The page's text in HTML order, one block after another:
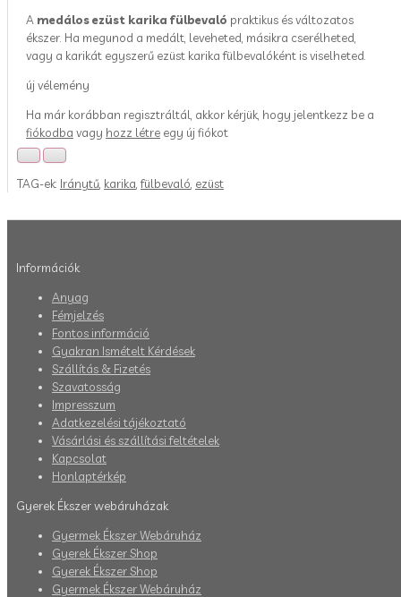
A medálos ezüst karika fülbevaló praktikus és változatos
ékszer. Ha megunod a medált, leveheted, másikra cserélheted,
vagy a karikát egyszerű ezüst karika fülbevalóként is viselheted.
új vélemény
Ha már korábban regisztráltál, akkor kérjük, hogy jelentkezz be a
fiókodba vagy hozz létre egy új fiókot
TAG-ek: Iránytű karika ,fülbevaló ezüst
Információk
Anyag
Fémjelzés
Fontos információ
Gyakran Ismételt Kérdések
Szállítás & Fizetés
Szavatosság
Impresszum
Adatkezelési tájékoztató
Vásárlási és szállítási feltételek
Kapcsolat
Honlaptérkép
Gyerek Ékszer webáruházak
Gyermek Ékszer Webáruház
Gyerek Ékszer Shop
Gyerek Ékszer Shop
Gyermek Ékszer Webáruház